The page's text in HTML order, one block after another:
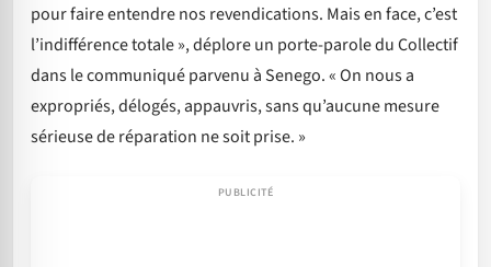
pour faire entendre nos revendications. Mais en face, c’est
l’indifférence totale », déplore un porte-parole du Collectif
dans le communiqué parvenu à Senego. « On nous a
expropriés, délogés, appauvris, sans qu’aucune mesure
sérieuse de réparation ne soit prise. »